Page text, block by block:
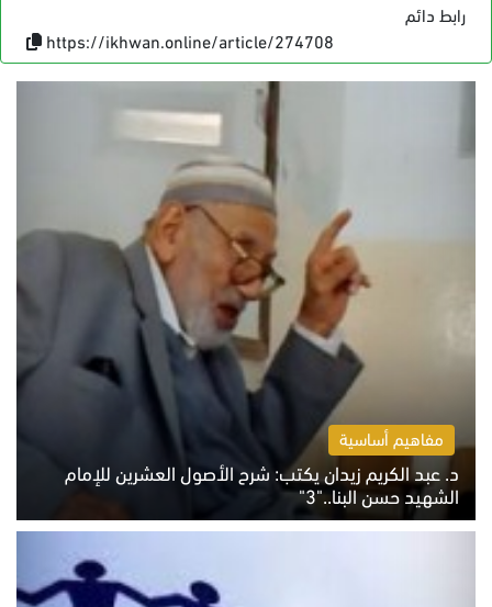
رابط دائم
https://ikhwan.online/article/274708
مفاهيم أساسية
د. عبد الكريم زيدان يكتب: شرح الأصول العشرين للإمام
الشهيد حسن البنا.."3"
الثلاثاء 4 أغسطس 2026 01:04 م